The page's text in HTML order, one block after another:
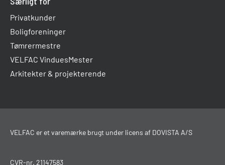
Privatkunder
Boligforeninger
Tømrermestre
VELFAC VinduesMester
Arkitekter & projekterende
VELFAC er et varemærke brugt under licens af DOVISTA A/S
CVR-nr. 21147583